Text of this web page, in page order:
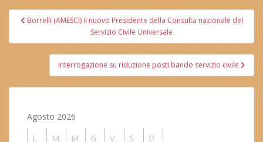
Navigazione
Borrelli (AMESCI) il nuovo Presidente della Consulta nazionale del
Servizio Civile Universale
Interrogazione su riduzione posti bando servizio civile
Agosto 2026
L
M M G V S D